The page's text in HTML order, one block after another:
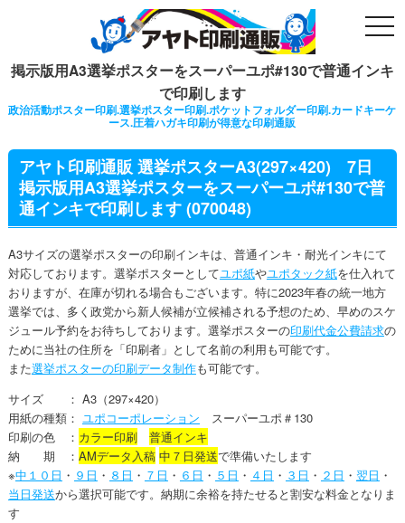
掲示版用A3選挙ポスターをスーパーユポ#130で普通インキ
で印刷します
政治活動ポスター印刷.選挙ポスター印刷.ポケットフォルダー印刷.カードキーケ
ース.圧着ハガキ印刷が得意な印刷通販
アヤト印刷通販 選挙ポスターA3(297×420) 7日
掲示版用A3選挙ポスターをスーパーユポ#130で普
通インキで印刷します (070048)
A3サイズの選挙ポスターの印刷インキは、普通インキ・耐光インキにて
対応しております。選挙ポスターとしてユポ紙やユポタック紙を仕入れて
おりますが、在庫が切れる場合もございます。特に2023年春の統一地方
選挙では、多く政党から新人候補が立候補される予想のため、早めのスケ
ジュール予約をお待ちしております。選挙ポスターの印刷代金公費請求の
ために当社の住所を「印刷者」として名前の利用も可能です。
また選挙ポスターの印刷データ制作も可能です。
サイズ ： A3（297×420）
用紙の種類： ユポコーポレーション スーパーユポ＃130
印刷の色 ： カラー印刷
普通インキ
納 期 ： AMデータ入稿 中７日発送で準備いたします
※中１０日 ・ ９日 ・ ８日 ・ ７日 ・ ６日 ・ ５日 ・ ４日 ・ ３日 ・ ２日 ・ 翌日 ・
当日発送から選択可能です。納期に余裕を持たせると割安な料金となりま
す